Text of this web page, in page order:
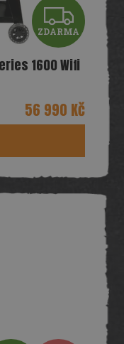
Z
D
A
R
A
ZDARMA
1600 Wifi
56 990 Kč